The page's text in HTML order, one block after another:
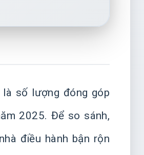
số lượng đóng góp
2025. Để so sánh,
điều hành bận rộn